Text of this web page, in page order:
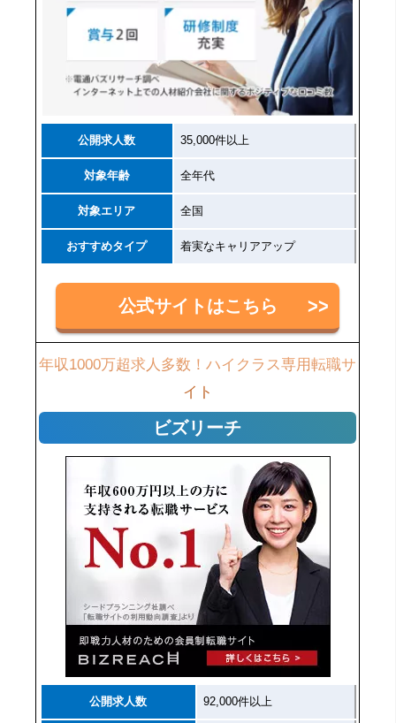
公開求人数 35,000件以上
対象年齢 全年代
対象エリア 全国
おすすめタイプ 着実なキャリアアップ
公式サイトはこちら
年収1000万超求人多数！ハイクラス専用転職サ
イト
ビズリーチ
公開求人数 92,000件以上